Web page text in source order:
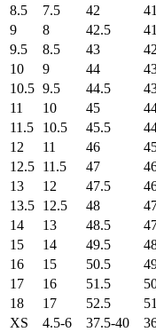
8.5
7.5 42 41
9
8 42.5
9.5
8.5 43 42
10
9 44
10.5 9.5 44.5
11
10 45
11.5
10.5 45.5
12
11 46
12.5 11.5 47
13
12 47.5
13.5 12.5 48
14
13 48.5
15
14 49.5
16
15 50.5
17
16 51.5
18
17 52.5
XS
4.5-6 37.5-40